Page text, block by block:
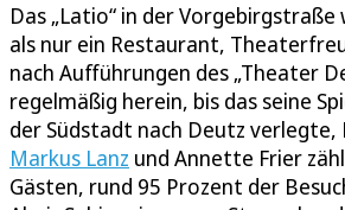
Das „Latio“ in der
als nur ein Restaurant,
nach Aufführungen des „Theater
regelmäßig herein, bis das seine
der Südstadt nach Deutz
Markus Lanz und Annette Frier
Gästen, rund 95 Prozent der